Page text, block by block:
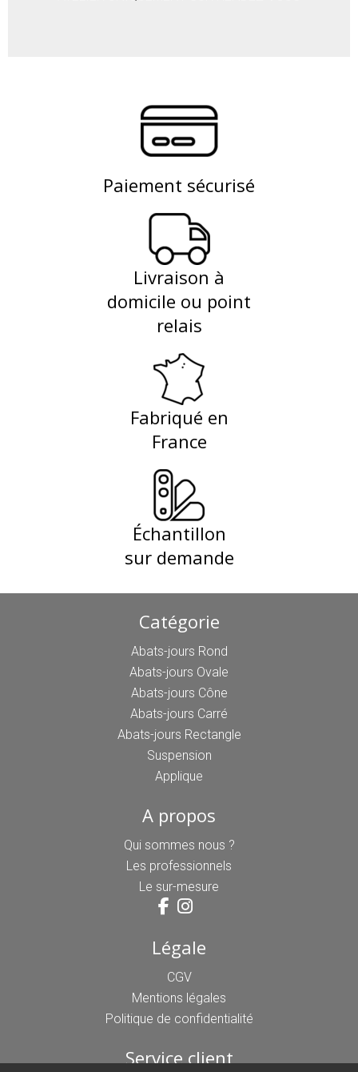
Paiement sécurisé
Livraison à
domicile ou point
relais
Fabriqué en
France
Échantillon
sur demande
Catégorie
Abats-jours Rond
Abats-jours Ovale
Abats-jours Cône
Abats-jours Carré
Abats-jours Rectangle
Suspension
Applique
A propos
Qui sommes nous ?
Les professionnels
Le sur-mesure
Légale
CGV
Mentions légales
Politique de confidentialité
Service client